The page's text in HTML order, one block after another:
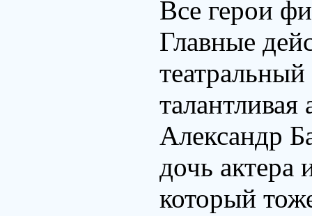
Все герои
Главные
Александр
дочь актера
который